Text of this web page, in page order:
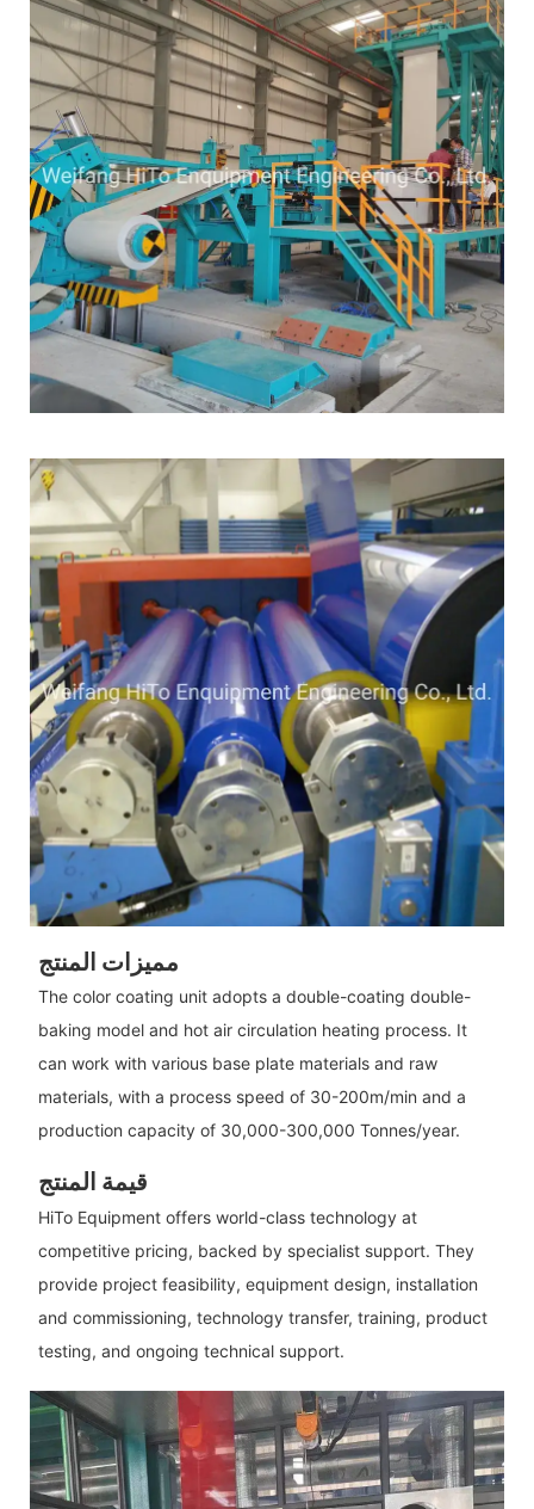
مميزات المنتج
The color coating unit adopts a double-coating double-
baking model and hot air circulation heating process. It
can work with various base plate materials and raw
materials, with a process speed of 30-200m/min and a
production capacity of 30,000-300,000 Tonnes/year.
قيمة المنتج
HiTo Equipment offers world-class technology at
competitive pricing, backed by specialist support. They
provide project feasibility, equipment design, installation
and commissioning, technology transfer, training, product
testing, and ongoing technical support.